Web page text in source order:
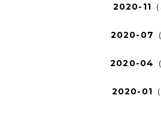
2020-11（
2020-07（
2020-04（
2020-01（